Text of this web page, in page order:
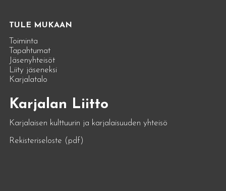
TULE MUKAAN
Toiminta
Tapahtumat
Jäsenyhteisöt
Liity jäseneksi
Karjalatalo
Karjalan Liitto
Karjalaisen kulttuurin ja karjalaisuuden yhteisö
Rekisteriseloste (pdf)